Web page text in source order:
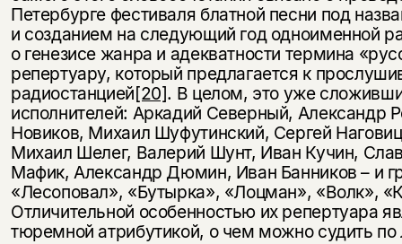
Петербурге фестиваля блатной песни под
и созданием на следующий год одноименной
о генезисе жанра и адекватности термина
репертуару, который предлагается к
радиостанцией[20]. В целом, это уже
исполнителей: Аркадий Северный, Александр
Новиков, Михаил Шуфутинский, Сергей
Михаил Шелег, Валерий Шунт, Иван Кучин,
Мафик, Александр Дюмин, Иван Банников – и
«Лесоповал», «Бутырка», «Лоцман», «Волк»,
Отличительной особенностью их репертуара
тюремной атрибутикой, о чем можно судить